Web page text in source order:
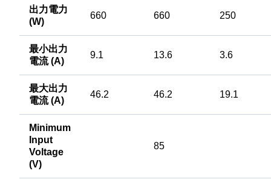
出力電力
(W)
660 660 250
最小出力
電流 (A)
9.1 13.6 3.6
最大出力
電流 (A)
46.2 46.2 19.1
Minimum
Input
Voltage
(V)
85